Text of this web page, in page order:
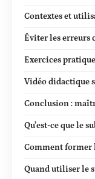
Contextes et
Éviter les erreurs
Exercices
Vidéo didactique
Conclusion :
Qu’est-ce que le
Comment former
Quand utiliser le